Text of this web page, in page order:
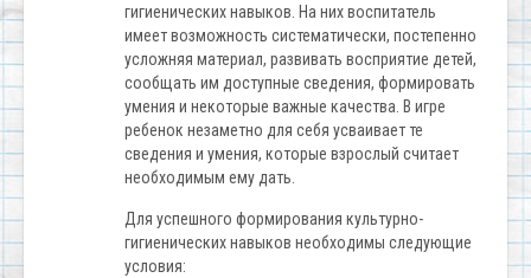
гигиенических навыков. На них воспитатель
имеет возможность систематически, постепенно
усложняя материал, развивать восприятие детей,
сообщать им доступные сведения, формировать
умения и некоторые важные качества. В игре
ребенок незаметно для себя усваивает те
сведения и умения, которые взрослый считает
необходимым ему дать.
Для успешного формирования культурно-
гигиенических навыков необходимы следующие
условия: